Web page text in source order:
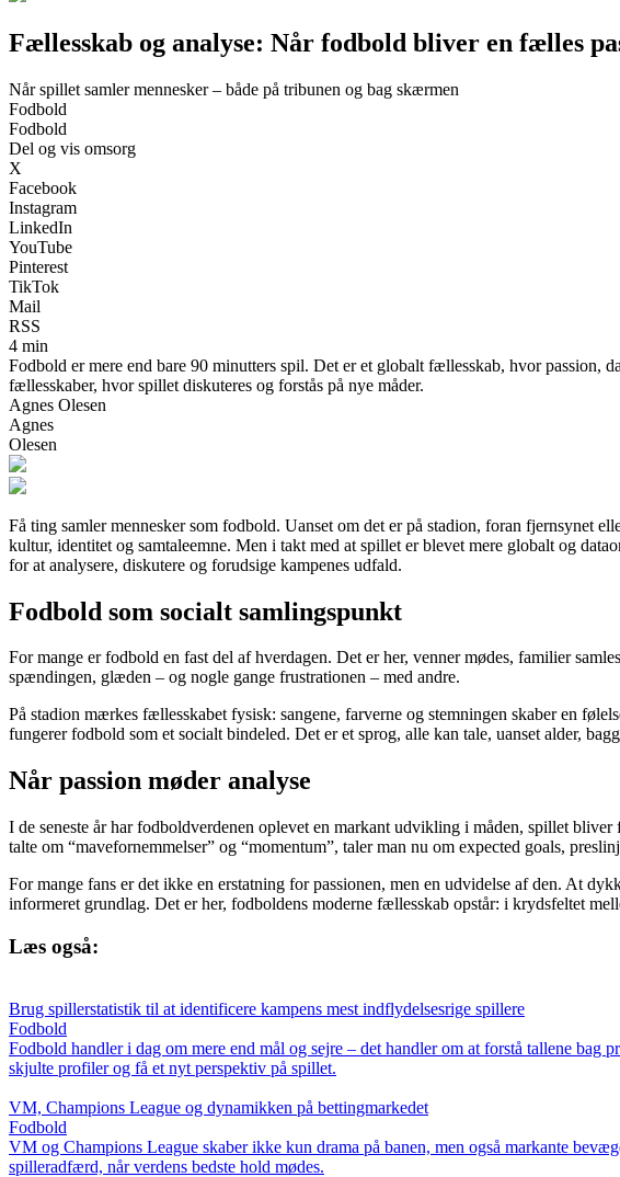
Fællesskab og analyse: Når fodbold bliver en fælles
Når spillet samler mennesker – både på tribunen og bag skærmen
Fodbold
Fodbold
Del og vis omsorg
X
Facebook
Instagram
LinkedIn
YouTube
Pinterest
TikTok
Mail
RSS
4 min
Fodbold er mere end bare 90 minutters spil. Det er et globalt fællesskab, hvor passion,
fællesskaber, hvor spillet diskuteres og forstås på nye måder.
Agnes Olesen
Agnes
Olesen
Få ting samler mennesker som fodbold. Uanset om det er på stadion, foran fjernsynet
kultur, identitet og samtaleemne. Men i takt med at spillet er blevet mere globalt og
for at analysere, diskutere og forudsige kampenes udfald.
Fodbold som socialt samlingspunkt
For mange er fodbold en fast del af hverdagen. Det er her, venner mødes, familier
spændingen, glæden – og nogle gange frustrationen – med andre.
På stadion mærkes fællesskabet fysisk: sangene, farverne og stemningen skaber en
fungerer fodbold som et socialt bindeled. Det er et sprog, alle kan tale, uanset alder,
Når passion møder analyse
I de seneste år har fodboldverdenen oplevet en markant udvikling i måden, spillet
talte om “mavefornemmelser” og “momentum”, taler man nu om expected goals,
For mange fans er det ikke en erstatning for passionen, men en udvidelse af den. At
informeret grundlag. Det er her, fodboldens moderne fællesskab opstår: i krydsfeltet
Læs også:
Brug spillerstatistik til at identificere kampens mest indflydelsesrige spillere
Fodbold
Fodbold handler i dag om mere end mål og sejre – det handler om at forstå tallene
skjulte profiler og få et nyt perspektiv på spillet.
VM, Champions League og dynamikken på bettingmarkedet
Fodbold
VM og Champions League skaber ikke kun drama på banen, men også markante
spilleradfærd, når verdens bedste hold mødes.